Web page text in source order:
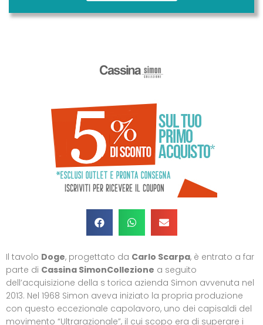
Il tavolo Doge, progettato da Carlo Scarpa, è entrato a far
parte di Cassina SimonCollezione a seguito
dell’acquisizione della s torica azienda Simon avvenuta nel
2013. Nel 1968 Simon aveva iniziato la propria produzione
con questo eccezionale capolavoro, uno dei capisaldi del
movimento “Ultrarazionale”, il cui scopo era di superare i